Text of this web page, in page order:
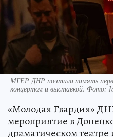
МГЕР ДНР почтила память
концертом и выставкой. Фото:
«Молодая Гвардия»
мероприятие в
драматическом